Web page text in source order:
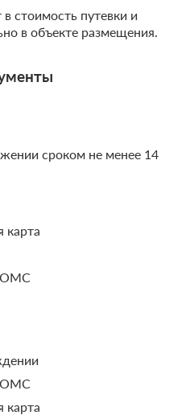
стоимость путевки и
в объекте размещения.
сроком не менее 14
карта
ОМС
ОМС
карта